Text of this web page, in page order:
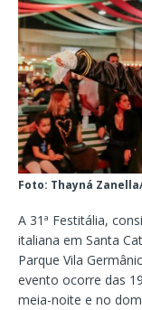
Foto: Thayná
A 31ª Festitália,
italiana em Santa
Parque Vila
evento ocorre das
meia-noite e no